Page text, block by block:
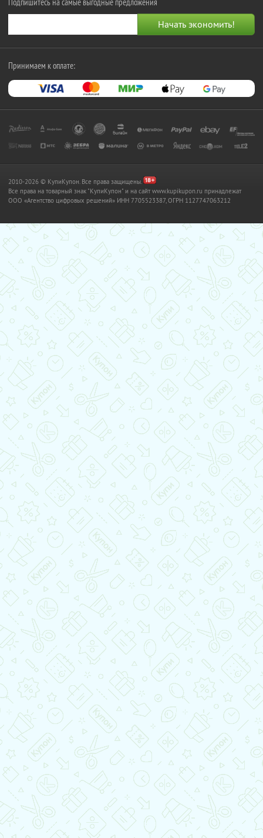
Принимаем к оплате:
2010-2026 © КупиКупон. Все права защищены.
Все права на товарный знак "КупиКупон" и на сайт www.kupikupon.ru принадлежат
OOO «Агентство цифровых решений» ИНН 7705523387, ОГРН 1127747063212